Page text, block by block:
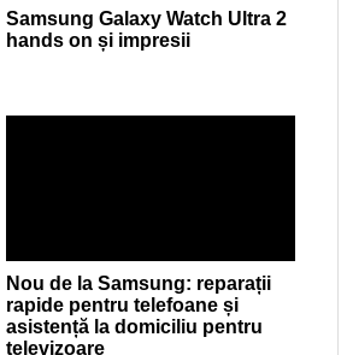
Samsung Galaxy Watch Ultra 2
hands on și impresii
Nou de la Samsung: reparații
rapide pentru telefoane și
asistență la domiciliu pentru
televizoare